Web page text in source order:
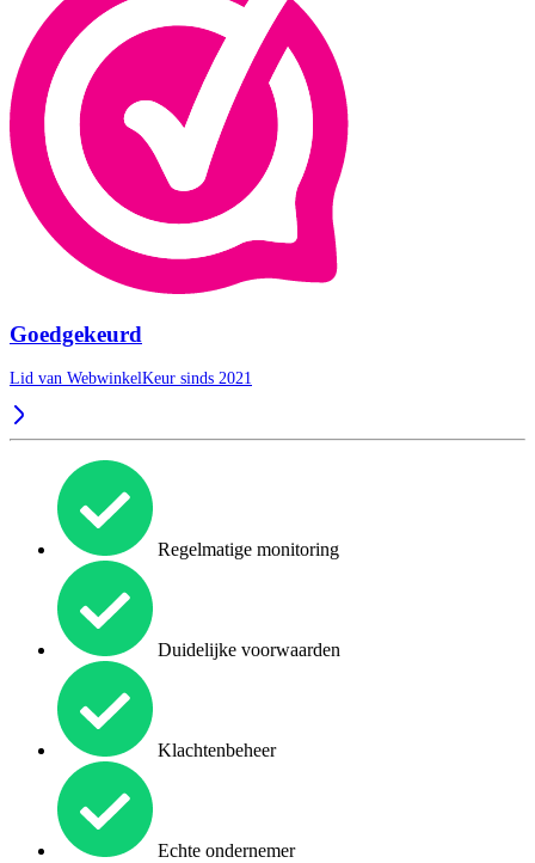
Goedgekeurd
Lid van WebwinkelKeur sinds 2021
Regelmatige monitoring
Duidelijke voorwaarden
Klachtenbeheer
Echte ondernemer